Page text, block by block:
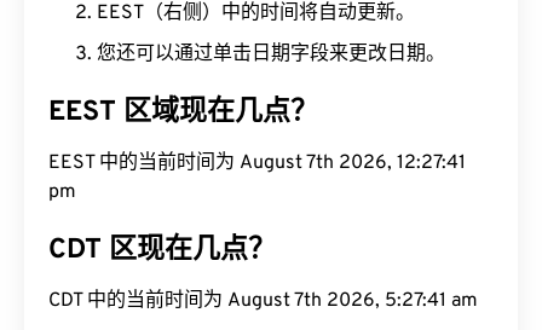
EEST（右侧）中的时间将自动更新。
您还可以通过单击日期字段来更改日期。
EEST 区域现在几点？
EEST 中的当前时间为 August 7th 2026, 12:27:42
pm
CDT 区现在几点？
CDT 中的当前时间为 August 7th 2026, 5:27:42 am